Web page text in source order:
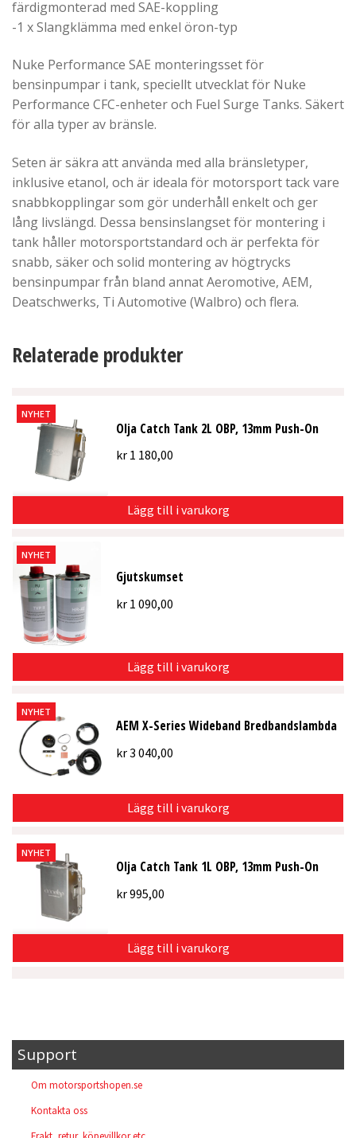
färdigmonterad med SAE-koppling
-1 x Slangklämma med enkel öron-typ
Nuke Performance SAE monteringsset för
bensinpumpar i tank, speciellt utvecklat för Nuke
Performance CFC-enheter och Fuel Surge Tanks. Säkert
för alla typer av bränsle.
Seten är säkra att använda med alla bränsletyper,
inklusive etanol, och är ideala för motorsport tack vare
snabbkopplingar som gör underhåll enkelt och ger
lång livslängd. Dessa bensinslangset för montering i
tank håller motorsportstandard och är perfekta för
snabb, säker och solid montering av högtrycks
bensinpumpar från bland annat Aeromotive, AEM,
Deatschwerks, Ti Automotive (Walbro) och flera.
Relaterade produkter
NYHET
Olja Catch Tank 2L OBP, 13mm Push-On
kr1 180,00
Lägg till i varukorg
NYHET
Gjutskumset
kr1 090,00
Lägg till i varukorg
NYHET
AEM X-Series Wideband Bredbandslambda
kr3 040,00
Lägg till i varukorg
NYHET
Olja Catch Tank 1L OBP, 13mm Push-On
kr995,00
Lägg till i varukorg
Support
Om motorsportshopen.se
Kontakta oss